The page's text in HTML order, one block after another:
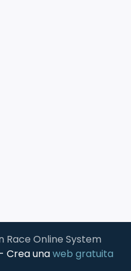
Race Online System
- Crea unaweb gratuita